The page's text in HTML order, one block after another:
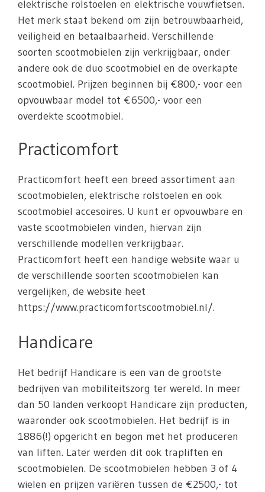
elektrische rolstoelen en elektrische vouwfietsen.
Het merk staat bekend om zijn betrouwbaarheid,
veiligheid en betaalbaarheid. Verschillende
soorten scootmobielen zijn verkrijgbaar, onder
andere ook de duo scootmobiel en de overkapte
scootmobiel. Prijzen beginnen bij €800,- voor een
opvouwbaar model tot €6500,- voor een
overdekte scootmobiel.
Practicomfort
Practicomfort heeft een breed assortiment aan
scootmobielen, elektrische rolstoelen en ook
scootmobiel accesoires. U kunt er opvouwbare en
vaste scootmobielen vinden, hiervan zijn
verschillende modellen verkrijgbaar.
Practicomfort heeft een handige website waar u
de verschillende soorten scootmobielen kan
vergelijken, de website heet
https://www.practicomfortscootmobiel.nl/.
Handicare
Het bedrijf Handicare is een van de grootste
bedrijven van mobiliteitszorg ter wereld. In meer
dan 50 landen verkoopt Handicare zijn producten,
waaronder ook scootmobielen. Het bedrijf is in
1886(!) opgericht en begon met het produceren
van liften. Later werden dit ook trapliften en
scootmobielen. De scootmobielen hebben 3 of 4
wielen en prijzen variëren tussen de €2500,- tot